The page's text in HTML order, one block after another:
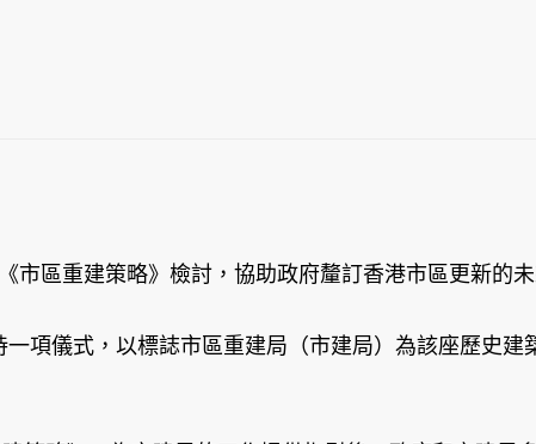
區重建策略》檢討，協助政府釐訂香港市區更新的未
項儀式，以標誌市區重建局（市建局）為該座歷史